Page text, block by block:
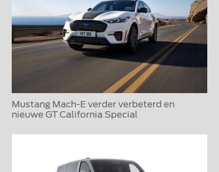
Mustang Mach-E verder verbeterd en
nieuwe GT California Special